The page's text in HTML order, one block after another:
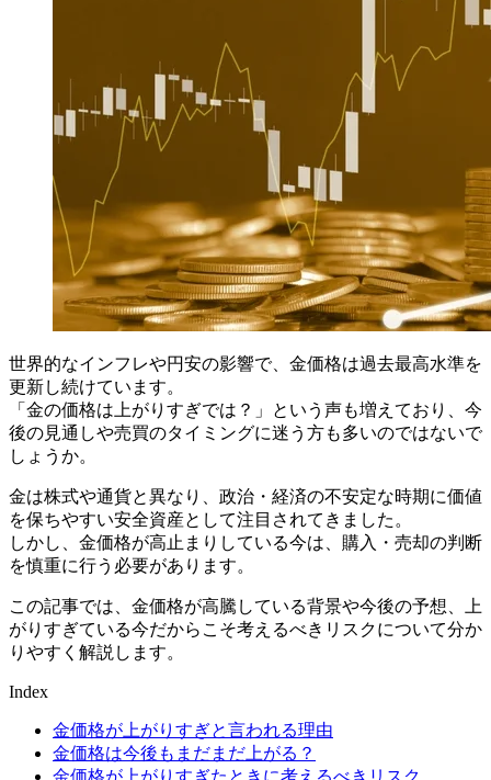
世界的なインフレや円安の影響で、金価格は過去最高水準を
更新し続けています。
「金の価格は上がりすぎでは？」という声も増えており、今
後の見通しや売買のタイミングに迷う方も多いのではないで
しょうか。
金は株式や通貨と異なり、政治・経済の不安定な時期に価値
を保ちやすい安全資産として注目されてきました。
しかし、金価格が高止まりしている今は、購入・売却の判断
を慎重に行う必要があります。
この記事では、金価格が高騰している背景や今後の予想、上
がりすぎている今だからこそ考えるべきリスクについて分か
りやすく解説します。
Index
金価格が上がりすぎと言われる理由
金価格は今後もまだまだ上がる？
金価格が上がりすぎたときに考えるべきリスク